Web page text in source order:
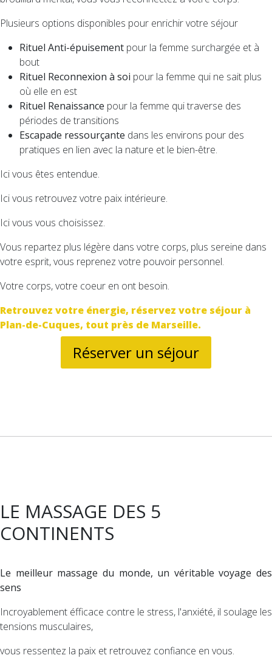
Plusieurs options disponibles pour enrichir votre séjour
Rituel Anti-épuisement pour la femme surchargée et à
bout
Rituel Reconnexion à soi pour la femme qui ne sait plus
où elle en est
Rituel Renaissance pour la femme qui traverse des
périodes de transitions
Escapade ressourçante dans les environs pour des
pratiques en lien avec la nature et le bien-être.
Ici vous êtes entendue.
Ici vous retrouvez votre paix intérieure.
Ici vous vous choisissez.
Vous repartez plus légère dans votre corps, plus sereine dans
votre esprit, vous reprenez votre pouvoir personnel.
Votre corps, votre coeur en ont besoin.
Retrouvez votre énergie, réservez votre séjour à
Plan-de-Cuques, tout près de Marseille.
Réserver un séjour
LE MASSAGE DES 5
CONTINENTS
Le meilleur massage du monde, un véritable voyage des
sens
Incroyablement éfficace contre le stress, l'anxiété, il soulage les
tensions musculaires,
vous ressentez la paix et retrouvez confiance en vous.